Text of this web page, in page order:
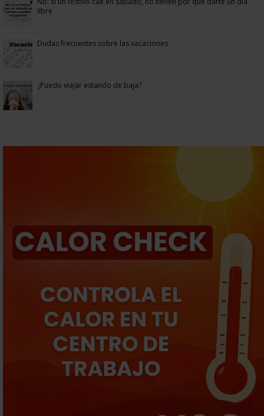
libre
Dudas frecuentes sobre las vacaciones
¿Puedo viajar estando de baja?